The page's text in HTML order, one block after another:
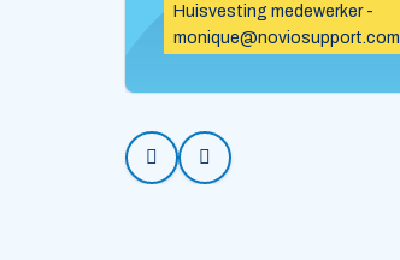
Huisvesting medewerker -
monique@noviosupport.com
Prev Next